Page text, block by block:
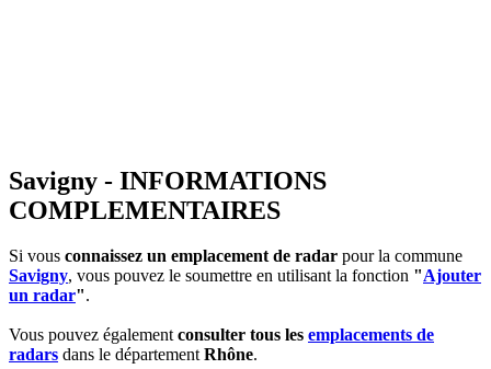
Savigny - INFORMATIONS
COMPLEMENTAIRES
Si vous connaissez un emplacement de radar pour la commune
Savigny, vous pouvez le soumettre en utilisant la fonction "Ajouter
un radar".
Vous pouvez égalementconsulter tous les emplacements de
radars dans le départementRhône.